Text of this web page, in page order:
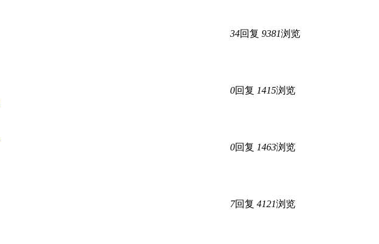
34回复 9381浏览
0回复 1415浏览
0回复 1463浏览
7回复 4121浏览